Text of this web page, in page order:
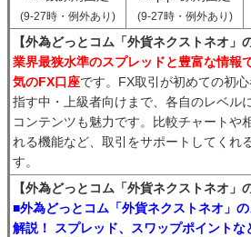
(9-27時・例外あり) (9-27時・例外あり)
【外為どっとコム「外貨ネクストネオ」
業界最狭水準のスプレッドと豊富な情報
気のFX口座です。FX取引が初めての初
指す中・上級者向けまで、各自のレベル
コンテンツも魅力です。比較チャートや
れる機能など、取引をサポートしてくれ
す。
【外為どっとコム「外貨ネクストネオ」
■外為どっとコム「外貨ネクストネオ」
解説！ スプレッド、スワップポイントな